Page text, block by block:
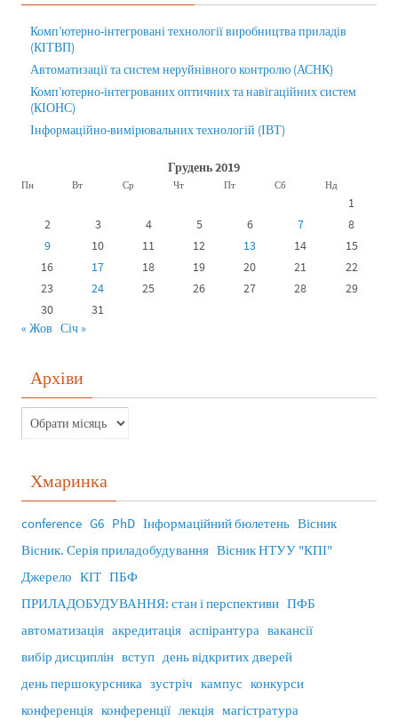
Комп’ютерно-інтегровані технології виробництва приладів
(КІТВП)
Автоматизації та систем неруйнівного контролю (АСНК)
Комп’ютерно-інтегрованих оптичних та навігаційних систем
(КІОНС)
Інформаційно-вимірювальних технологій (ІВТ)
Грудень 2019
Пн Вт Ср Чт Пт Сб Нд
1
2
3 4 5 6 7
8
9
10 11 12 13 14
15
16
17 18 19 20 21
22
23
24 25 26 27 28
29
30
31
« Жов Січ »
Архіви
Хмаринка
conference G6 PhD Інформаційний бюлетень Вісник
Вісник. Серія приладобудування Вісник НТУУ "КПІ"
Джерело КІТ ПБФ
ПРИЛАДОБУДУВАННЯ: стан і перспективи ПФБ
автоматизація акредитація аспірантура вакансії
вибір дисциплін вступ день відкритих дверей
день першокурсника зустріч кампус конкурси
конференція конференції лекція магістратура